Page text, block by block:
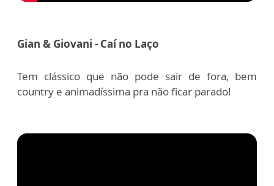
Gian & Giovani - Caí no Laço
Tem clássico que não pode sair de fora, bem
country e animadíssima pra não ficar parado!